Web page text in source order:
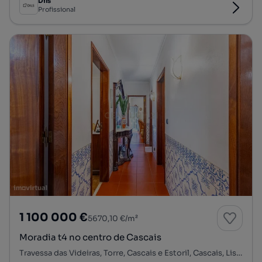
Profissional
1 100 000 €5670,10 €/m²
Moradia t4 no centro de Cascais
Travessa das Videiras, Torre, Cascais e Estoril, Cascais, Lisboa